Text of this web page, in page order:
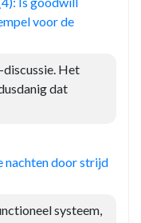
voor de
discussie. Het
dat
nachten door strijd
systeem,